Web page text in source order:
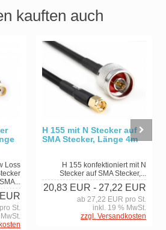
kauften auch
Loss
St.
H 155 mit N Stecker auf
SMA Stecker, Länge 4m
H 155 konfektioniert mit N
Stecker auf SMA Stecker,...
20,83 EUR - 27,22 EUR
ab 27,22 EUR pro St.
inkl. 19 % MwSt.
zzgl. Versandkosten